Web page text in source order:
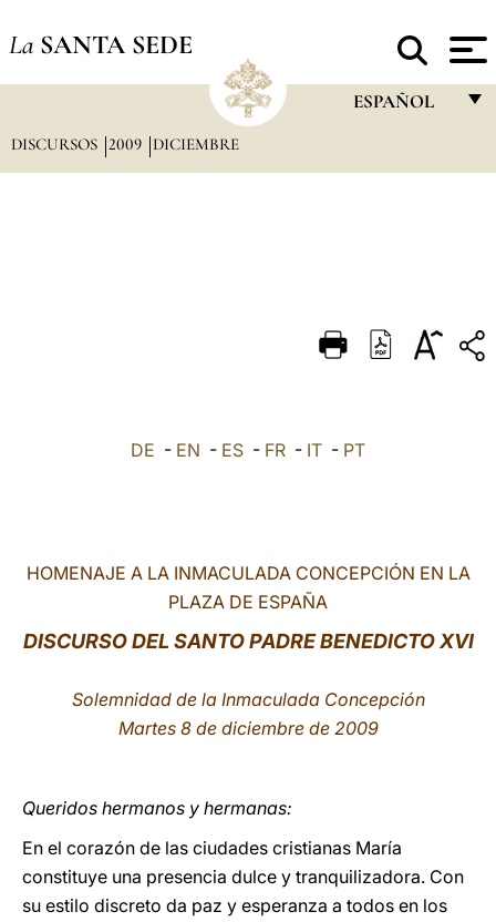
La SANTA SEDE
ESPAÑOL
DEUTSCH
العربيّة
DISCURSOS 2009 DICIEMBRE
DE - EN - ES - FR - IT - PT
HOMENAJE A LA INMACULADA CONCEPCIÓN EN LA
PLAZA DE ESPAÑA
DISCURSO DEL SANTO PADRE BENEDICTO XVI
Solemnidad de la Inmaculada Concepción
Martes 8 de diciembre de 2009
Queridos hermanos y hermanas:
En el corazón de las ciudades cristianas María
constituye una presencia dulce y tranquilizadora. Con
su estilo discreto da paz y esperanza a todos en los